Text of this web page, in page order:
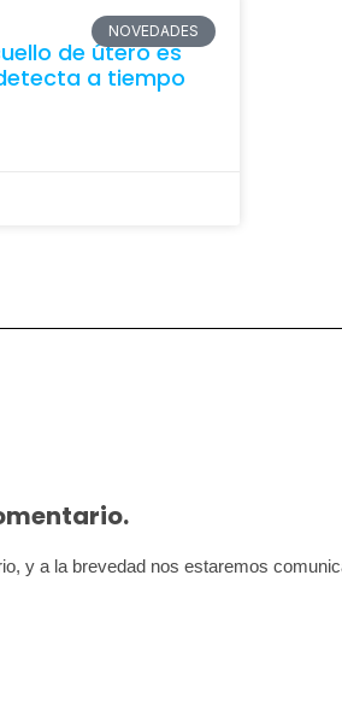
NOVEDADES
de útero es
a tiempo
y a la brevedad nos estaremos